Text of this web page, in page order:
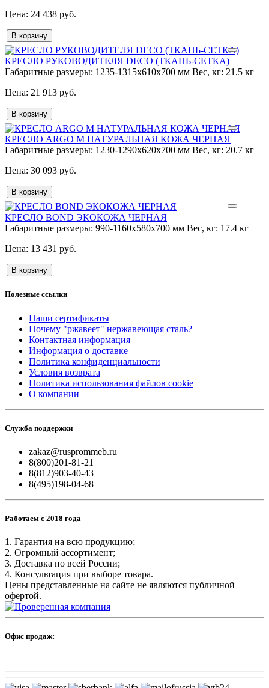
24 438 руб.
В корзину
КРЕСЛО РУКОВОДИТЕЛЯ DECO (ТКАНЬ-СЕТКА)
Габаритные размеры: 1235-1315x610x700 мм Вес, кг: 21.5 кг
21 913 руб.
В корзину
КРЕСЛО ARGO М НАТУРАЛЬНАЯ КОЖА ЧЕРНАЯ
Габаритные размеры: 1230-1290x620x700 мм Вес, кг: 20.7 кг
30 093 руб.
В корзину
КРЕСЛО BOND ЭКОКОЖА ЧЕРНАЯ
Габаритные размеры: 990-1160x580x700 мм Вес, кг: 17.4 кг
13 431 руб.
В корзину
Полезные ссылки
Наши сертификаты
Почему "ржавеет" нержавеющая сталь?
Контактная информация
Информация о доставке
Политика конфиденциальности
Условия возврата
Политика использования файлов cookie
О компании
Служба поддержки
zakaz@rusprommeb.ru
8(800)201-81-21
8(812)903-40-43
8(495)198-04-68
Работаем с 2018 года
1. Гарантия на всю продукцию;
2. Огромный ассортимент;
3. Доставка по всей России;
4. Консультация при выборе товара.
Цены представленные на сайте не являются публичной
офертой.
Офис продаж: